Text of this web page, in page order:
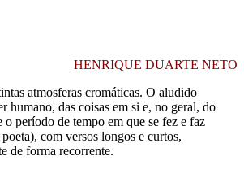
HENRIQUE DUARTE NETO
atmosferas cromáticas. O aludido
humano, das coisas em si e, no geral, do
período de tempo em que se fez e faz
com versos longos e curtos,
de forma recorrente.